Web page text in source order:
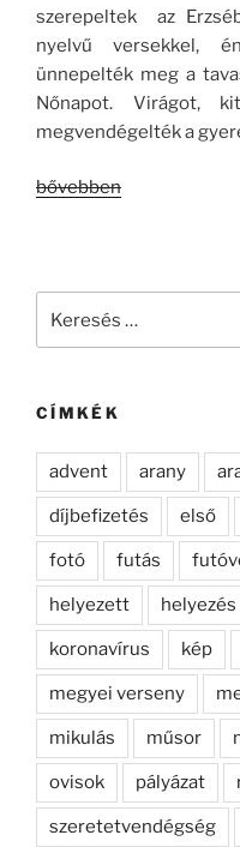
szerepeltek az
nyelvű versekkel,
ünnepelték meg a
Nőnapot. Virágot,
megvendégelték a
„Márciuska
ünnepe”
bővebben
CÍMKÉK
advent arany
díjbefizetés első
fotó futás
helyezett helyezés
koronavírus kép
megyei verseny
mikulás műsor
ovisok pályázat
szeretetvendégség